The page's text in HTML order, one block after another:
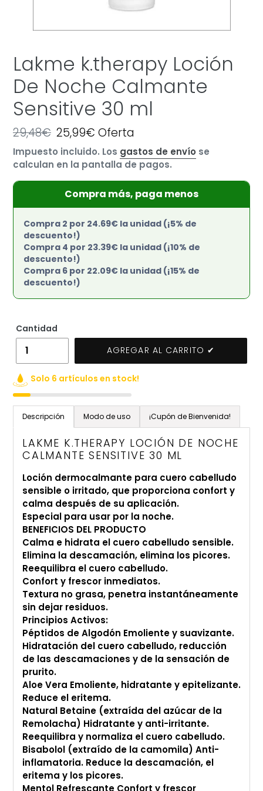
Lakme k.therapy Loción
De Noche Calmante
Sensitive 30 ml
Precio
habitual
29,48€ Precio
de
oferta
25,99€Oferta
Impuesto incluido. Los gastos de envío se
calculan en la pantalla de pagos.
Compra más, paga menos
Compra 2 por 24.69€ la unidad (¡5% de
descuento!)
Compra 4 por 23.39€ la unidad (¡10% de
descuento!)
Compra 6 por 22.09€ la unidad (¡15% de
descuento!)
Cantidad
AGREGAR AL CARRITO ✔
Solo 6 artículos en stock!
de
compra
Descripción Modo de uso ¡Cupón de Bienvenida!
LAKME K.THERAPY LOCIÓN DE NOCHE
CALMANTE SENSITIVE 30 ML
Loción dermocalmante para cuero cabelludo
sensible o irritado, que proporciona confort y
calma después de su aplicación.
Especial para usar por la noche.
BENEFICIOS DEL PRODUCTO
Calma e hidrata el cuero cabelludo sensible.
Elimina la descamación, elimina los picores.
Reequilibra el cuero cabelludo.
Confort y frescor inmediatos.
Textura no grasa, penetra instantáneamente
sin dejar residuos.
Principios Activos:
Péptidos de Algodón Emoliente y suavizante.
Hidratación del cuero cabelludo, reducción
de las descamaciones y de la sensación de
prurito.
Aloe Vera Emoliente, hidratante y epitelizante.
Reduce el eritema.
Natural Betaine (extraída del azúcar de la
Remolacha) Hidratante y anti-irritante.
Reequilibra y normaliza el cuero cabelludo.
Bisabolol (extraído de la camomila) Anti-
inflamatoria. Reduce la descamación, el
eritema y los picores.
Mentol Refrescante Confort y frescor